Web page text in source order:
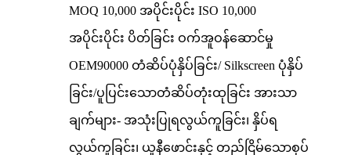
MOQ 10,000 အပိုင်းပိုင်း ISO 10,000
အပိုင်းပိုင်း ပိတ်ခြင်း ဝက်အူဝန်ဆောင်မှု
OEM90000 တံဆိပ်ပုံနှိပ်ခြင်း/ Silkscreen ပုံနှိပ်
ခြင်း/ပူပြင်းသောတံဆိပ်တုံးထုခြင်း အားသာ
ချက်များ- အသုံးပြုရလွယ်ကူခြင်း၊ နှိပ်ရ
လွယ်ကူခြင်း၊ ယူနီဖောင်းနှင့် တည်ငြိမ်သောစုပ်